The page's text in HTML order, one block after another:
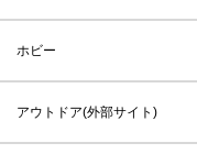
ホビー
アウトドア(外部サイト)